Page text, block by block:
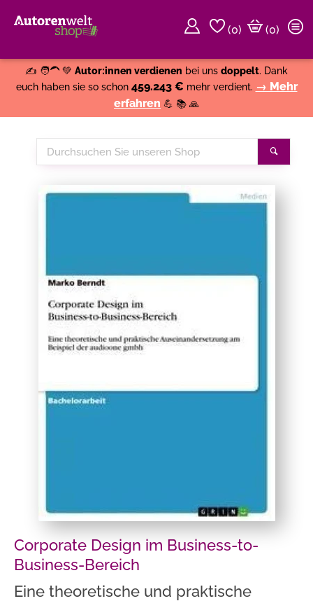
(0)
(0)
✍️ 🧑‍🦱 💚 Autor:innen verdienen bei uns doppelt. Dank
euch haben sie so schon 459.243 € mehr verdient. → Mehr
erfahren 💪 📚 🙏
Durchsuchen
Sie
Shop
Corporate Design im Business-to-
Business-Bereich
Eine theoretische und praktische